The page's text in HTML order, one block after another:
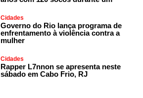
Cidades
Governo do Rio lança programa de
enfrentamento à violência contra a
mulher
Cidades
Rapper L7nnon se apresenta neste
sábado em Cabo Frio, RJ